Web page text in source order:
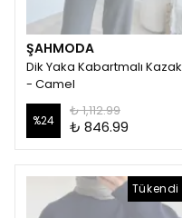
ŞAHMODA
Dik Yaka Kabartmalı Kazak
- Camel
%24
₺ 1,112.99
₺ 846.99
Tükendi